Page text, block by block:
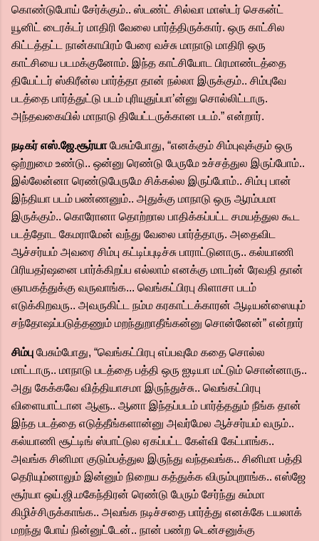
கொண்டுபோய் சேர்க்கும்.. ஸ்டண்ட் சில்வா மாஸ்டர் செகன்ட்
யூனிட் டைரக்டர் மாதிரி வேலை பார்த்திருக்கார். ஒரு காட்சில
கிட்டத்தட்ட நான்காயிரம் பேரை வச்சு மாநாடு மாதிரி ஒரு
காட்சியை படமக்குனோம். இந்த காட்சியோட பிரமாண்டத்தை
தியேட்டர் ஸ்கிரீன்ல பார்த்தா தான் நல்லா இருக்கும்.. சிம்புவே
படத்தை பார்த்துட்டு படம் புரியுதுப்பா’ன்னு சொல்லிட்டாரு.
அந்தவகையில் மாநாடு தியேட்டருக்கான படம்.” என்றார்.
நடிகர் எஸ்.ஜே.சூர்யாபேசும்போது, “எனக்கும் சிம்புவுக்கும் ஒரு
ஒற்றுமை உண்டு.. ஒன்னு ரெண்டு பேருமே உச்சத்துல இருப்போம்..
இல்லேன்னா ரெண்டுபேருமே சிக்கல்ல இருப்போம்.. சிம்பு பான்
இந்தியா படம் பண்ணனும்.. அதுக்கு மாநாடு ஒரு ஆரம்பமா
இருக்கும்.. கொரோனா தொற்றால பாதிக்கப்பட்ட சமயத்துல கூட
படத்தோட கேமராமேன் வந்து வேலை பார்த்தாரு. அதைவிட
ஆச்சர்யம் அவரை சிம்பு கட்டிப்புடிச்சு பாராட்டுனாரு.. கல்யாணி
பிரியதர்ஷனை பார்க்கிறப்ப எல்லாம் எனக்கு மாடர்ன் ரேவதி தான்
ஞாபகத்துக்கு வருவாங்க... வெங்கட்பிரபு கிளாசா படம்
எடுக்கிறவரு.. அவருகிட்ட நம்ம கரகாட்டக்காரன் ஆடியன்ஸையும்
சந்தோஷப்படுத்தணும் மறந்துறாதீங்கன்னு சொன்னேன்” என்றார்
சிம்பு பேசும்போது, “வெங்கட்பிரபு எப்பவுமே கதை சொல்ல
மாட்டாரு.. மாநாடு படத்தை பத்தி ஒரு ஐடியா மட்டும் சொன்னாரு..
அது கேக்கவே வித்தியாசமா இருந்துச்சு.. வெங்கட்பிரபு
விளையாட்டான ஆளு.. ஆனா இந்தப்படம் பார்த்ததும் நீங்க தான்
இந்த படத்தை எடுத்தீங்களான்னு அவர்மேல ஆச்சர்யம் வரும்..
கல்யாணி சூட்டிங் ஸ்பாட்டுல ஏகப்பட்ட கேள்வி கேட்பாங்க..
அவங்க சினிமா குடும்பத்துல இருந்து வந்தவங்க.. சினிமா பத்தி
தெரியும்னாலும் இன்னும் நிறைய கத்துக்க விரும்புறாங்க.. எஸ்ஜே
சூர்யா ஒய்.ஜி.மகேந்திரன் ரெண்டு பேரும் சேர்ந்து சும்மா
கிழிச்சிருக்காங்க.. அவங்க நடிச்சதை பார்த்து எனக்கே டயலாக்
மறந்து போய் நின்னுட்டேன்.. நான் பண்ற டென்சனுக்கு